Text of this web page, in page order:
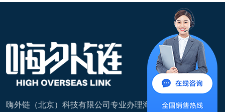
嗨外链（北京）科技有限公司专业办理海牙认证